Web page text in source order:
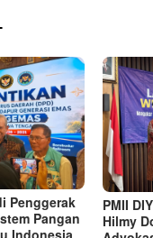
Penggerak
Pangan
PMII
Hilmy